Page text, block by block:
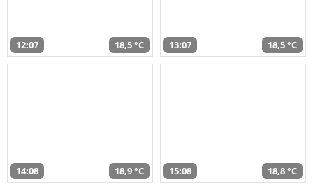
12:07 18,5 °C 13:07 18,5 °C
14:08 18,9 °C 15:08 18,8 °C